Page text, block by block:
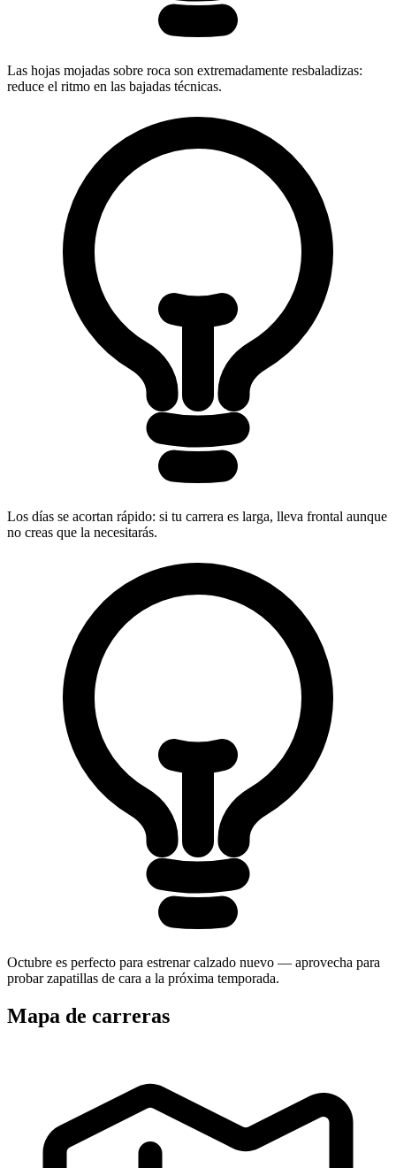
Las hojas mojadas sobre roca son extremadamente resbaladizas:
reduce el ritmo en las bajadas técnicas.
Los días se acortan rápido: si tu carrera es larga, lleva frontal aunque
no creas que la necesitarás.
Octubre es perfecto para estrenar calzado nuevo — aprovecha para
probar zapatillas de cara a la próxima temporada.
Mapa de carreras